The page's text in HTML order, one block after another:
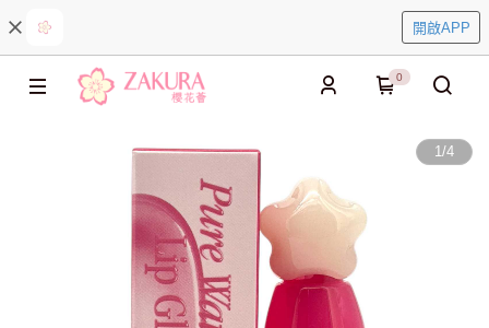
開啟APP
0
1/4